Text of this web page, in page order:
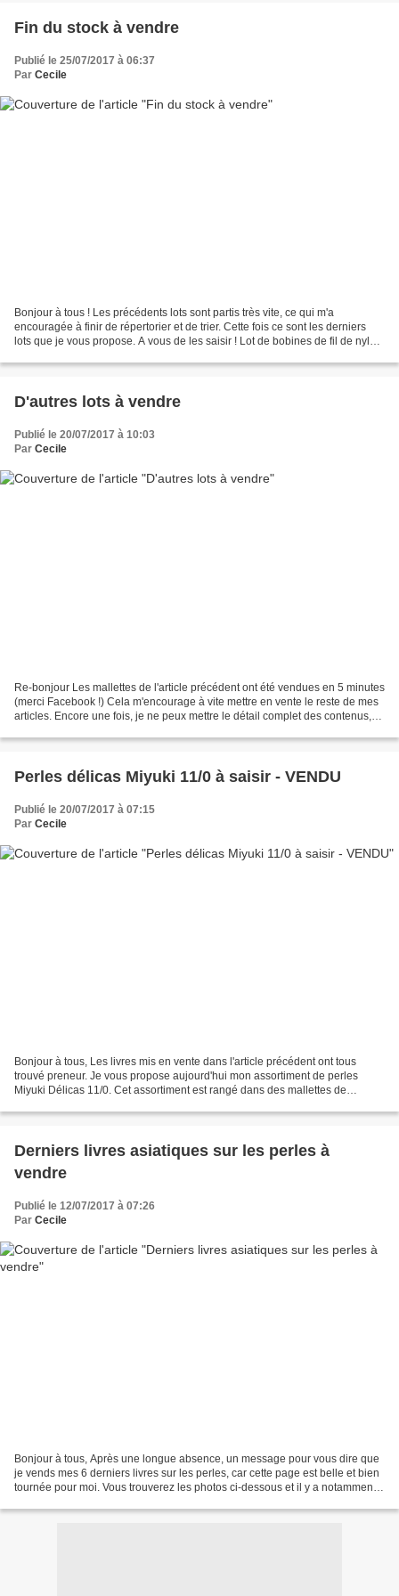
Fin du stock à vendre
Publié le 25/07/2017 à 06:37
Par Cecile
Bonjour à tous ! Les précédents lots sont partis très vite, ce qui m'a
encouragée à finir de répertorier et de trier. Cette fois ce sont les derniers
lots que je vous propose. A vous de les saisir ! Lot de bobines de fil de nylon
D'autres lots à vendre
Publié le 20/07/2017 à 10:03
Par Cecile
Re-bonjour Les mallettes de l'article précédent ont été vendues en 5 minutes
(merci Facebook !) Cela m'encourage à vite mettre en vente le reste de mes
articles. Encore une fois, je ne peux mettre le détail complet des contenus,
Perles délicas Miyuki 11/0 à saisir - VENDU
Publié le 20/07/2017 à 07:15
Par Cecile
Bonjour à tous, Les livres mis en vente dans l'article précédent ont tous
trouvé preneur. Je vous propose aujourd'hui mon assortiment de perles
Miyuki Délicas 11/0. Cet assortiment est rangé dans des mallettes de
Derniers livres asiatiques sur les perles à
vendre
Publié le 12/07/2017 à 07:26
Par Cecile
Bonjour à tous, Après une longue absence, un message pour vous dire que
je vends mes 6 derniers livres sur les perles, car cette page est belle et bien
tournée pour moi. Vous trouverez les photos ci-dessous et il y a notamment